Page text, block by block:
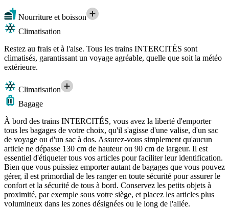
Nourriture et boisson
Climatisation
Restez au frais et à l'aise. Tous les trains INTERCITÉS sont
climatisés, garantissant un voyage agréable, quelle que soit la météo
extérieure.
Climatisation
Bagage
À bord des trains INTERCITÉS, vous avez la liberté d'emporter
tous les bagages de votre choix, qu'il s'agisse d'une valise, d'un sac
de voyage ou d'un sac à dos. Assurez-vous simplement qu'aucun
article ne dépasse 130 cm de hauteur ou 90 cm de largeur. Il est
essentiel d'étiqueter tous vos articles pour faciliter leur identification.
Bien que vous puissiez emporter autant de bagages que vous pouvez
gérer, il est primordial de les ranger en toute sécurité pour assurer le
confort et la sécurité de tous à bord. Conservez les petits objets à
proximité, par exemple sous votre siège, et placez les articles plus
volumineux dans les zones désignées ou le long de l'allée.